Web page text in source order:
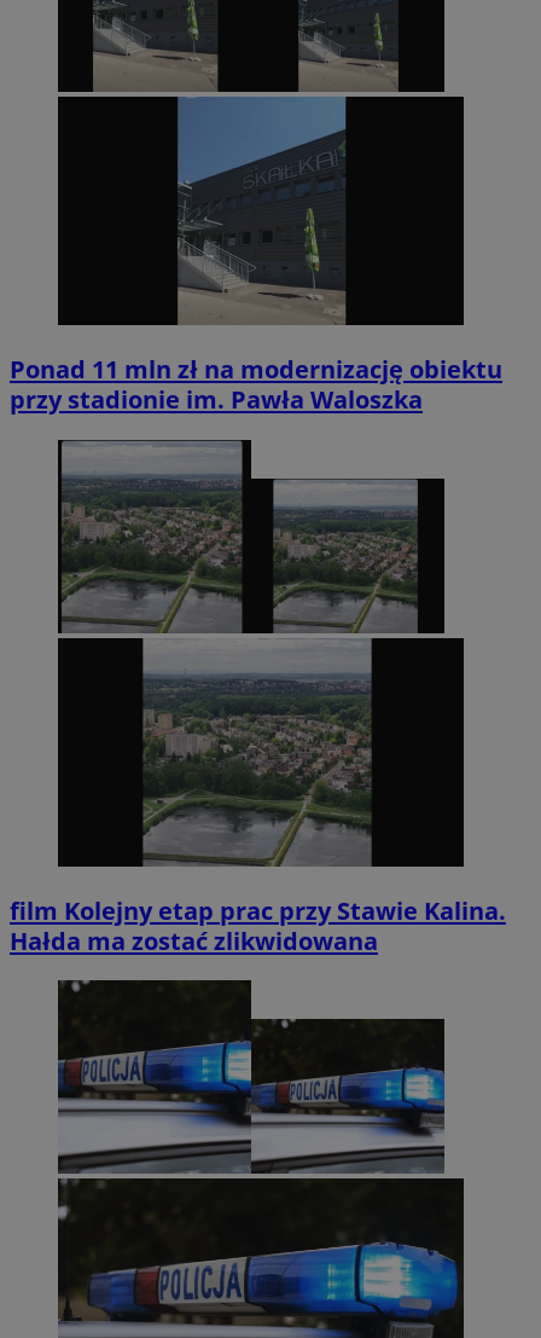
Ponad 11 mln zł na modernizację obiektu
przy stadionie im. Pawła Waloszka
film Kolejny etap prac przy Stawie Kalina.
Hałda ma zostać zlikwidowana